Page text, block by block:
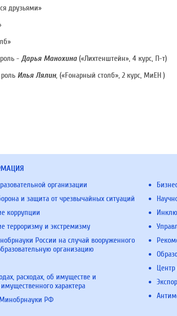
друзьями»
- Дарья Манохина («Лихтенштейн», 4 курс, П-т)
Илья Лялин, («Fонарный столб», 2 курс, МиЕН )
организации
и защита от чрезвычайных ситуаций
коррупции
терроризму и экстремизму
России на случай вооруженного
организацию
расходах, об имуществе и
имущественного характера
РФ
Центр